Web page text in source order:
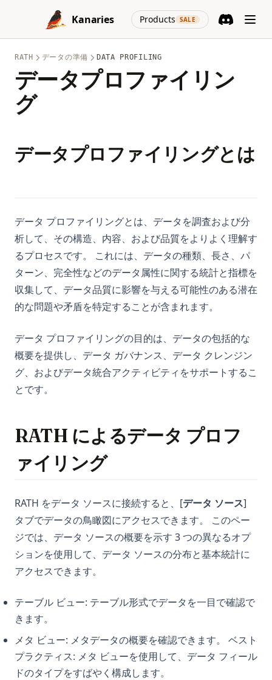
Skip to content
Kanaries
Products SALE
(opens in a
Microsoft FabricでPower BIを活用：データ分析の力を引き出
す
Microsoft FabricとCopilotとは？ PowerBIでのクイックな概要
Niji・journey: アニメ AI アートのミッドジャーニー オルタナ
ティブ
Observable Plot の力を探求する：データ可視化に革新をもた
このシンプルな方法でワンホットエンコーディングを簡単に
【レビュー】必見のオープンソース BIツール ベスト選
PythonにおけるPlotly vs Matplotlib:詳細な分析
Postgresデータベースビジュアライザー：包括的なガイド
分析力アップ：Power BI の代わりとなるトップ7の選択肢
Power BI for Mac: Macbook で Power BI を実行する方法
Stable Diffusion プロンプトジェネレータ
クスポート
手間をかけずに PySpark で Null 値を削除する方法
自動データ分析のための Python ライブラリ トップ 10
初心者のための Python データ分析プロジェクト: 総合ガイド
イブラリ
か?
最高のRedashの代替品：包括的なレビュー
なんでも分割: AI モデルが画像の分割を変える
Sisense vs Tableau: 詳細比較
で解放する
スノーフレーク可視化：データを迅速に可視化する最良の方法
Supabase Edge Runtime: サーバーレス関数の開発を簡素化
Tableau で円グラフを大きくする方法
ビジネス パフォーマンスを監視するトップ ダッシュボード ソ
フトウェア
LlamaIndex: Combine Your Data Framework with ChatGPT
LlamaIndex: チャットGPTとデータフレームワークを組み合わ
Longterm Memory ChatGPT? LTM-1: A LLM with 5 Million
Tokens
Mastering the Art: How to Use ChatGPT Without Login
Maximizing the Use of OpenAI - A Detailed Guide on How
Offline ChatGPT: Your Personal AI Chat Companion
Anywhere, Anytime
OpenAIを最大限に活用する方法 - OpenAI使い方の詳細なガイ
ド
OpenChat AI: The Future of Conversational AI Powered by
GPT-3
OpenLLM: Easily Take Control of Large Language Models
OpenLLM: 大規模言語モデルを簡単に制御する
OpenLLaMA: The Open-Source Reproduction of LLaMA
Large Language Model
OpenLLaMA：LLaMA大規模言語モデルのオープンソース再現
Orca 13B: the New Open Source Rival for GPT-4 from
Microsoft
プンソースライバル
Personalized GPT: How to Find Tune Your Own GPT Model
PrivateGPT: Offline GPT-4 That is Secure and Private
GPT-4
Promptheus: ChatGPTの音声対応版
Promptheus: the ChatGPT for Your Voice
Quick View of OpenAI o1
SuperAGI: Unleashing the Power of Autonomous AI Agents
SuperAGI: 自律型AIエージェントの力を解放する
The Real Answer to: How Many Questions Can You Ask
ChatGPT in an Hour?
Pandasのto_datetimeを使ったデータ処理の方法
Pandasのタイピング: 効率的でメンテナブルなコードのための
Pandasのデータ可視化：ステップバイステップのチュートリア
ル
Pandasの平均値関数の使い方
PandasデータフレームでNaN値をチェックする方法
Pandasプロットヒストグラム：Pythonでヒストグラムを作成
ック
Python Pandasを使用してDataFrameをプロットする方法
Python Vector Database: The Best Databases and Tools for
Spatial Data and Generative AI
Python ベクターデータベース：空間データと生成 AI のための
ベストなデータベースとツール
Pythonで辞書をデータフレームに変換する方法（Pandas解
説）
Sort Pandas DataFrame: Examples and Tips
Sorting Pandas DataFrame by Index
「NAおよびNaN値を含むブール値ではない配列でマスクできま
せん」というエラーの修正方法
インデックスでPandas DataFrameをソートする
時系列分析のマスタリング：Pandas Resampleの使い方
Python Poetry: Modern Dependency Management and
Packaging Guide
Python Random Sampling: Tips and Techniques for
Effective Data Analysis
Python Random: Generate Random Numbers, Choices, and
Samples
Python Regex: The Complete Guide to Regular Expressions
Python Requestsライブラリ：PythonでHTTPリクエストを行
うための完全ガイド
Python Reverse Rangeの使い方：簡単なガイド
Python SQLite3 Tutorial: Complete Guide to SQLite
Database in Python
Python SQLite3 チュートリアル: Python での SQLite データベ
Python Sort: Complete Guide to sorted(), list.sort(), and
Custom Sorting
Python String Replace: Complete Guide to str.replace() and
Beyond
Python Switch Case: PythonでのSwitch文の実装方法
Python Switch Case: match-case Statement Explained (With
Examples)
Python Threading: Complete Guide to Multithreading with
Examples
Python Try Except: How to Handle Exceptions the Right Way
Python Virtual Environments: A Complete Guide to venv,
virtualenv, and Conda
Python asyncio: Complete Guide to Asynchronous
Programming
Python asyncio: 非同期プログラミング完全ガイド
RATH データの準備 DATA PROFILING
データプロファイリン
グ
データプロファイリングとは
データ プロファイリングとは、データを調査および分
析して、その構造、内容、および品質をよりよく理解す
るプロセスです。 これには、データの種類、長さ、パ
ターン、完全性などのデータ属性に関する統計と指標を
収集して、データ品質に影響を与える可能性のある潜在
的な問題や矛盾を特定することが含まれます。
データ プロファイリングの目的は、データの包括的な
概要を提供し、データ ガバナンス、データ クレンジン
グ、およびデータ統合アクティビティをサポートするこ
とです。
RATH によるデータ プロフ
ァイリング
RATH をデータ ソースに接続すると、[データ ソース]
タブでデータの鳥瞰図にアクセスできます。 このペー
ジでは、データ ソースの概要を示す 3 つの異なるオプ
ションを使用して、データ ソースの分布と基本統計に
アクセスできます。
テーブル ビュー: テーブル形式でデータを一目で確認で
きます。
メタ ビュー: メタデータの概要を確認できます。 ベスト
プラクティス: メタ ビューを使用して、データ フィール
ドのタイプをすばやく構成します。